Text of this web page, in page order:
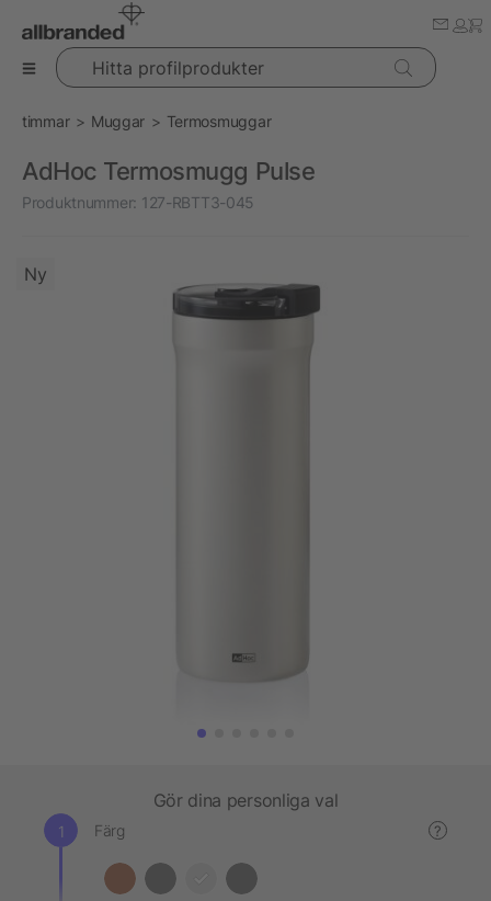
Hitta profilprodukter
timmar Muggar Termosmuggar
AdHoc Termosmugg Pulse
Produktnummer: 127-RBTT3-045
Ny
Gör dina personliga val
Färg ?